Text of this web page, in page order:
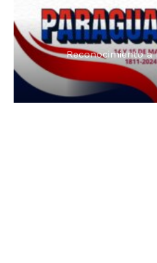
Dama de
Reconocimiento a
Reconocimiento a
Reconocimiento a